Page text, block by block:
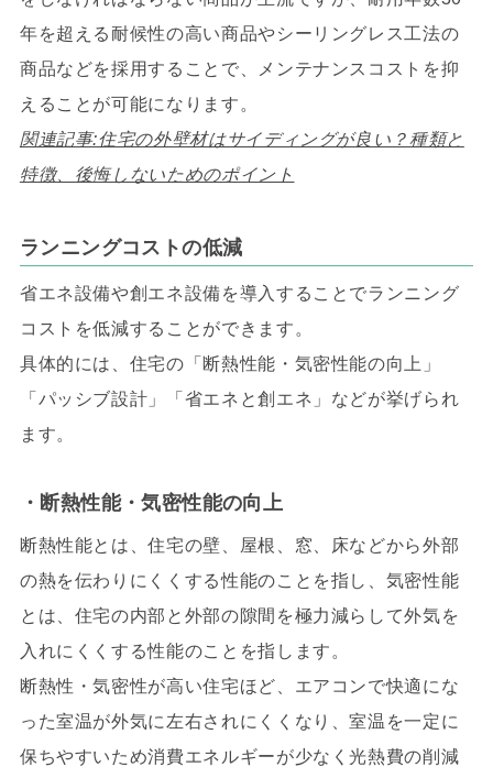
年を超える耐候性の高い商品やシーリングレス工法の
商品などを採用することで、メンテナンスコストを抑
えることが可能になります。
関連記事:住宅の外壁材はサイディングが良い？種類と
特徴、後悔しないためのポイント
ランニングコストの低減
省エネ設備や創エネ設備を導入することでランニング
コストを低減することができます。
具体的には、住宅の「断熱性能・気密性能の向上」
「パッシブ設計」「省エネと創エネ」などが挙げられ
ます。
・断熱性能・気密性能の向上
断熱性能とは、住宅の壁、屋根、窓、床などから外部
の熱を伝わりにくくする性能のことを指し、気密性能
とは、住宅の内部と外部の隙間を極力減らして外気を
入れにくくする性能のことを指します。
断熱性・気密性が高い住宅ほど、エアコンで快適にな
った室温が外気に左右されにくくなり、室温を一定に
保ちやすいため消費エネルギーが少なく光熱費の削減